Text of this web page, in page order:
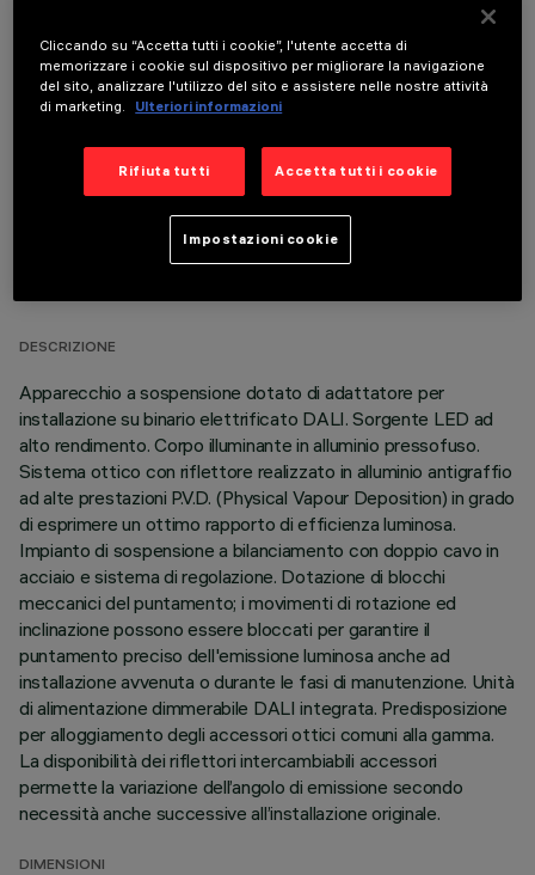
COMPONENTI OPZIONALI
DATI TECNICI
DESCRIZIONE
Apparecchio a sospensione dotato di adattatore per
installazione su binario elettrificato DALI. Sorgente LED ad
alto rendimento. Corpo illuminante in alluminio pressofuso.
Sistema ottico con riflettore realizzato in alluminio antigraffio
ad alte prestazioni P.V.D. (Physical Vapour Deposition) in grado
di esprimere un ottimo rapporto di efficienza luminosa.
Impianto di sospensione a bilanciamento con doppio cavo in
acciaio e sistema di regolazione. Dotazione di blocchi
meccanici del puntamento; i movimenti di rotazione ed
inclinazione possono essere bloccati per garantire il
puntamento preciso dell'emissione luminosa anche ad
installazione avvenuta o durante le fasi di manutenzione. Unità
di alimentazione dimmerabile DALI integrata. Predisposizione
per alloggiamento degli accessori ottici comuni alla gamma.
La disponibilità dei riflettori intercambiabili accessori
permette la variazione dell’angolo di emissione secondo
necessità anche successive all’installazione originale.
DIMENSIONI
Cliccando su “Accetta tutti i cookie”, l'utente accetta di
memorizzare i cookie sul dispositivo per migliorare la navigazione
del sito, analizzare l'utilizzo del sito e assistere nelle nostre attività
di marketing.
Ulteriori informazioni
Rifiuta tutti Accetta tutti i cookie
Impostazioni cookie